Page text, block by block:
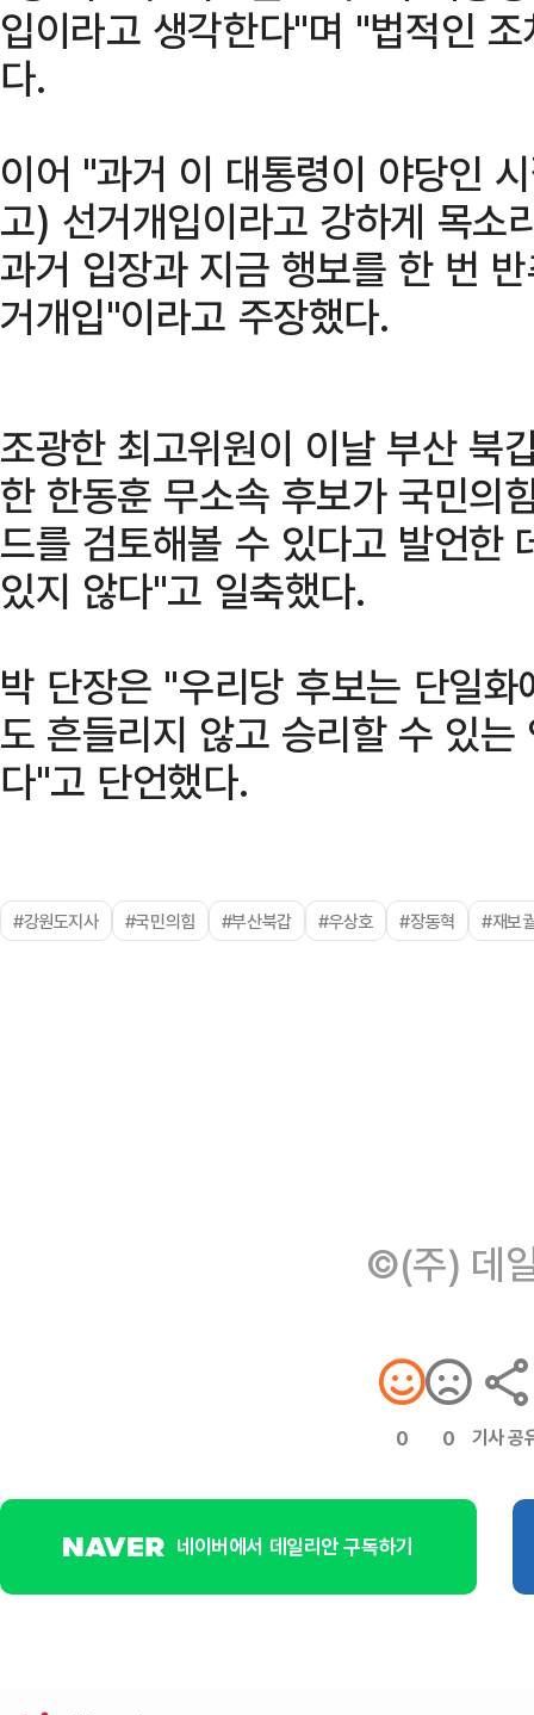
입이라고 생각한다"며 "법적인
다.
이어 "과거 이 대통령이 야당인
고) 선거개입이라고 강하게 목소
과거 입장과 지금 행보를 한 번
거개입"이라고 주장했다.
조광한 최고위원이 이날 부산 북
한 한동훈 무소속 후보가 국민의
드를 검토해볼 수 있다고 발언한
있지 않다"고 일축했다.
박 단장은 "우리당 후보는 단일
도 흔들리지 않고 승리할 수 있
다"고 단언했다.
#강원도지사 #국민의힘 #부산북갑 #우상호 #장동혁 #재보
©(주) 데
0 0 기사 공
네이버에서 데일리안 구독하기